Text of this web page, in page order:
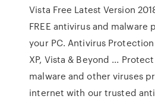
Vista Free Latest Version
FREE antivirus and malware
your PC. Antivirus
XP, Vista & Beyond ...
malware and other viruses
internet with our trusted